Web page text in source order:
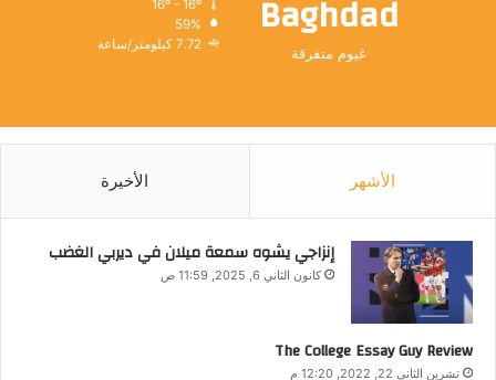
Baghdad
غيوم متفرقة
59%
7.72 كيلومتر/ساعة
الأشهر الأخيرة
إنزاجي يشوه سمعة ميلان في ديربي الغضب
كانون الثاني 6, 2025, 11:59 ص
The College Essay Guy Review
تشرين الثاني 22, 2022, 12:20 م